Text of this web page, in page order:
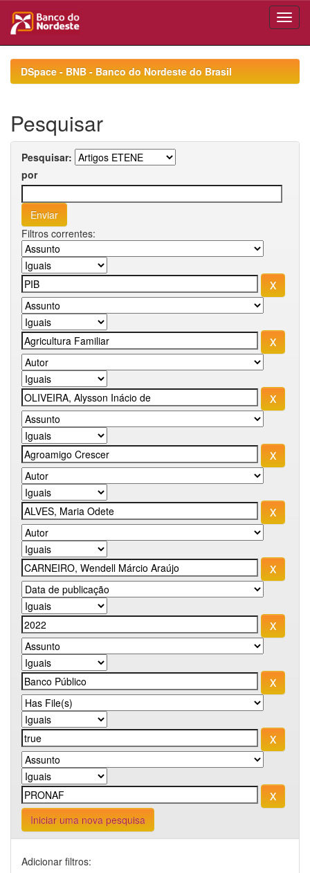
navigationDSpace - BNB - Banco do Nordeste do Brasil
Pesquisar
Pesquisar:
por
Filtros correntes:
Iniciar uma nova pesquisa
Adicionar filtros: